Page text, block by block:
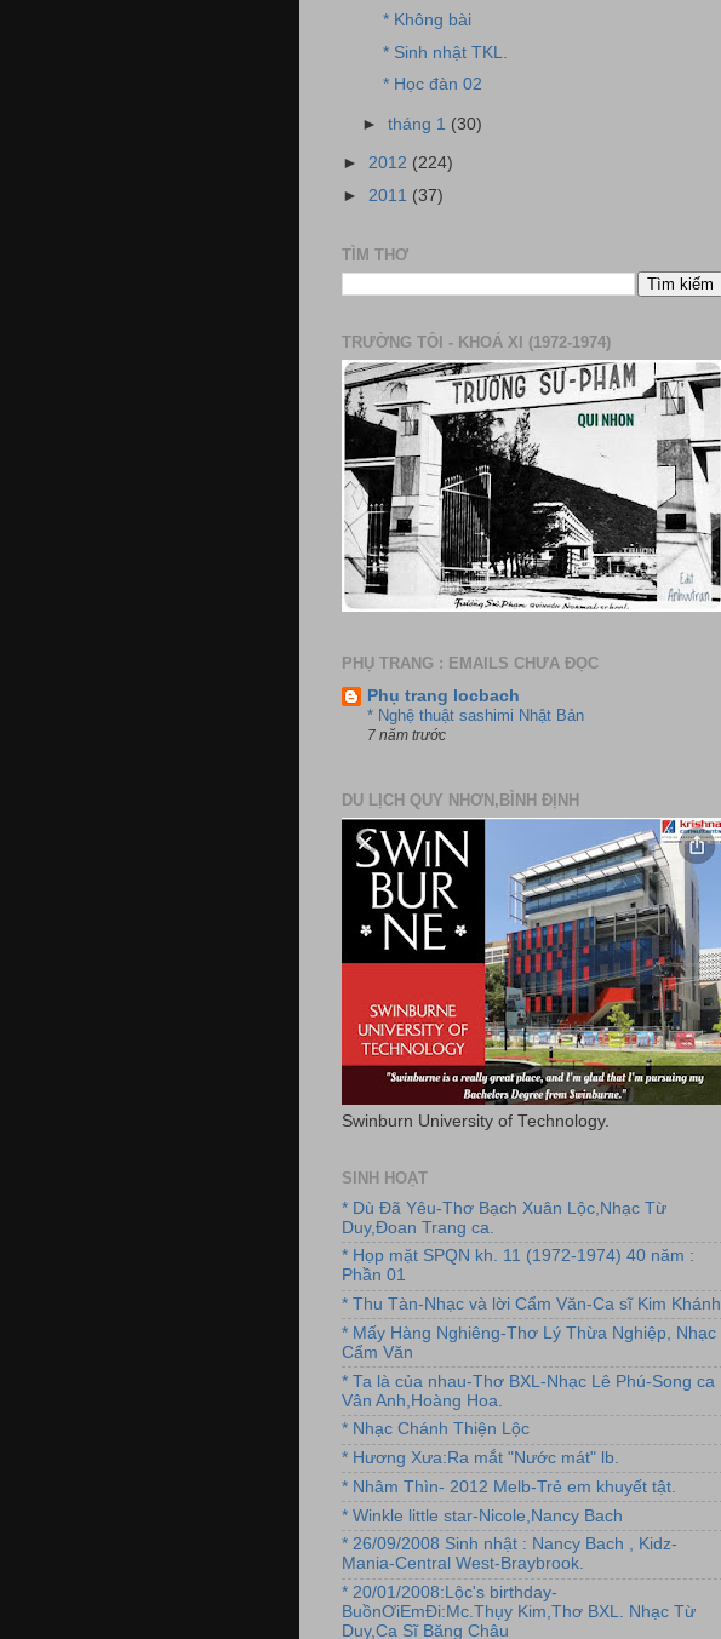
* Không bài
* Sinh nhật TKL.
* Học đàn 02
►tháng 1 (30)
► 2012 (224)
► 2011 (37)
TÌM THƠ
TRƯỜNG TÔI - KHOÁ XI (1972-1974)
PHỤ TRANG : EMAILS CHƯA ĐỌC
Phụ trang locbach
* Nghệ thuật sashimi Nhật Bản
7 năm trước
DU LỊCH QUY NHƠN,BÌNH ĐỊNH
Swinburn University of Technology.
SINH HOẠT
* Dù Đã Yêu-Thơ Bạch Xuân Lộc,Nhạc Từ
Duy,Đoan Trang ca.
* Họp mặt SPQN kh. 11 (1972-1974) 40 năm :
Phần 01
* Thu Tàn-Nhạc và lời Cẩm Văn-Ca sĩ Kim Khánh
* Mấy Hàng Nghiêng-Thơ Lý Thừa Nghiệp, Nhạc
Cẩm Văn
* Ta là của nhau-Thơ BXL-Nhạc Lê Phú-Song ca
Vân Anh,Hoàng Hoa.
* Nhạc Chánh Thiện Lộc
* Hương Xưa:Ra mắt "Nước mát" lb.
* Nhâm Thìn- 2012 Melb-Trẻ em khuyết tật.
* Winkle little star-Nicole,Nancy Bach
* 26/09/2008 Sinh nhật : Nancy Bach , Kidz-
Mania-Central West-Braybrook.
* 20/01/2008:Lộc's birthday-
BuồnƠiEmĐi:Mc.Thụy Kim,Thơ BXL. Nhạc Từ
Duy,Ca Sĩ Băng Châu